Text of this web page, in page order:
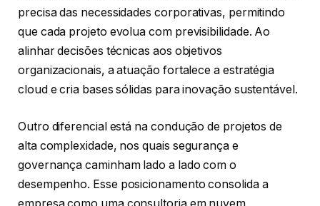
precisa das necessidades corporativas, permitindo
que cada projeto evolua com previsibilidade. Ao
alinhar decisões técnicas aos objetivos
organizacionais, a atuação fortalece a estratégia
cloud e cria bases sólidas para inovação sustentável.
Outro diferencial está na condução de projetos de
alta complexidade, nos quais segurança e
governança caminham lado a lado com o
desempenho. Esse posicionamento consolida a
empresa como uma consultoria em nuvem